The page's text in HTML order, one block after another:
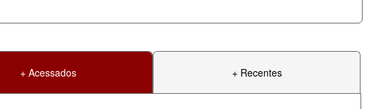
+ Acessados + Recentes